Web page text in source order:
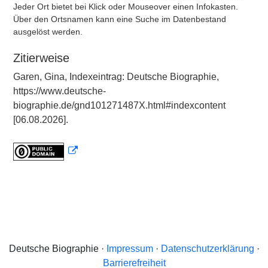
Jeder Ort bietet bei Klick oder Mouseover einen Infokasten.
Über den Ortsnamen kann eine Suche im Datenbestand
ausgelöst werden.
Zitierweise
Garen, Gina, Indexeintrag: Deutsche Biographie,
https://www.deutsche-
biographie.de/gnd101271487X.html#indexcontent
[06.08.2026].
Deutsche Biographie · Impressum· Datenschutzerklärung ·
Barrierefreiheit